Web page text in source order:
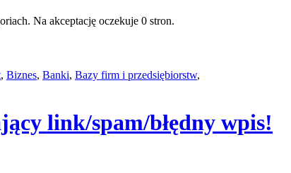
Na akceptację oczekuje 0 stron.
, Biznes, Banki, Bazy firm i przedsiębiorstw,
link/spam/błędny wpis!